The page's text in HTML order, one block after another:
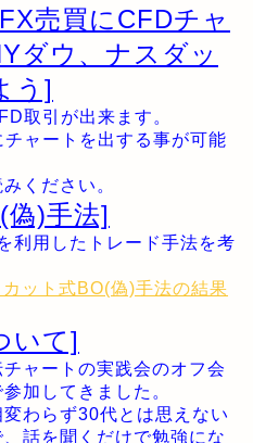
売買にCFDチャ
ダウ、ナスダッ
う]
取引が出来ます。
ャートを出する事が可能
ください。
)手法]
利用したトレード手法を考
ット式BO(偽)手法の結果
いて]
ャートの実践会のオフ会
加してきました。
わらず30代とは思えない
話を聞くだけで勉強にな